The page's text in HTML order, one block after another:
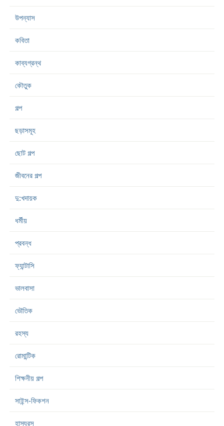
উপন্যাস
কবিতা
কাব্যগ্রন্থ
কৌতুক
গল্প
ছড়াসমূহ
ছোট গল্প
জীবনের গল্প
দু:খদায়ক
ধর্মীয়
প্রবন্ধ
ফ্যান্টাসি
ভালবাসা
ভৌতিক
রহস্য
রোমান্টিক
শিক্ষনীয় গল্প
সাইন্স-ফিকশন
হাস্যরস